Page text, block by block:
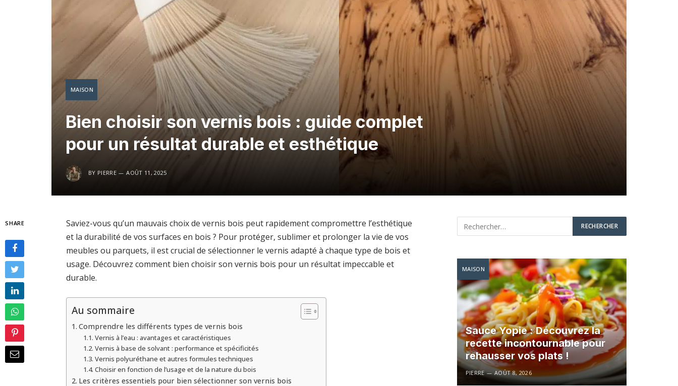
MAISON
Bien choisir son vernis bois : guide complet
pour un résultat durable et esthétique
BY PIERRE AOÛT 11, 2025
SHARE
Saviez-vous qu’un mauvais choix de vernis bois peut rapidement compromettre l’esthétique
et la durabilité de vos surfaces en bois ? Pour protéger, sublimer et prolonger la vie de vos
meubles ou parquets, il est crucial de sélectionner le vernis adapté à chaque type de bois et
usage. Découvrez comment bien choisir son vernis bois pour un résultat impeccable et
durable.
Au sommaire
Comprendre les différents types de vernis bois
Vernis à l’eau : avantages et caractéristiques
Vernis à base de solvant : performance et spécificités
Vernis polyuréthane et autres formules techniques
Choisir en fonction de l’usage et de la nature du bois
Les critères essentiels pour bien sélectionner son vernis bois
MAISON
Sauce Yopie : Découvrez la
recette incontournable pour
rehausser vos plats !
PIERRE AOÛT 8, 2026